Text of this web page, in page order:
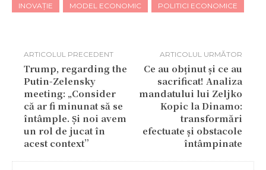
INOVAȚIE MODEL ECONOMIC POLITICI ECONOMICE
ARTICOLUL PRECEDENT
Trump, regarding the
Putin-Zelensky
meeting: „Consider
că ar fi minunat să se
întâmple. Și noi avem
un rol de jucat în
acest context”
ARTICOLUL URMĂTOR
Ce au obținut și ce au
sacrificat! Analiza
mandatului lui Zeljko
Kopic la Dinamo:
transformări
efectuate și obstacole
întâmpinate